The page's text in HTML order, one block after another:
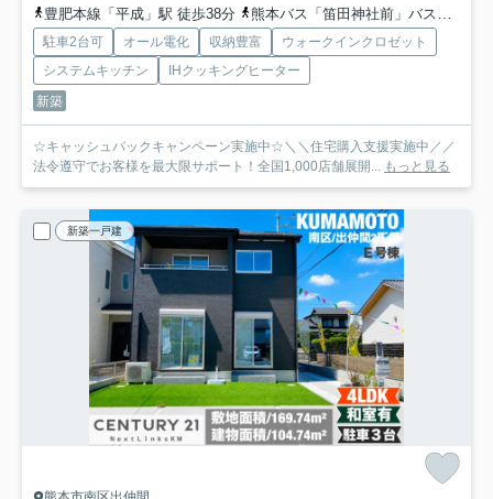
豊肥本線「平成」駅 徒歩38分
熊本バス「笛田神社前」バス停下車 徒歩3分
駐車2台可 オール電化 収納豊富
ウォークインクロゼット
システムキッチン
IHクッキングヒーター
新築
☆キャッシュバックキャンペーン実施中☆＼＼住宅購入支援実施中／／
法令遵守でお客様を最大限サポート！全国1,000店舗展開... もっと見る
新築一戸建